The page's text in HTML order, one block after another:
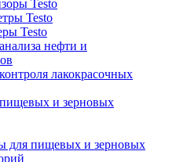
Testo
Testo
Testo
нефти и
лакокрасочных
и зерновых
для пищевых и зерновых